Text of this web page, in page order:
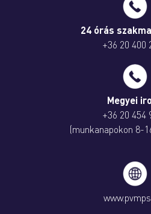
24 órás
+36 20 400
Megyei
+36 20 454
(munkanapokon 8-